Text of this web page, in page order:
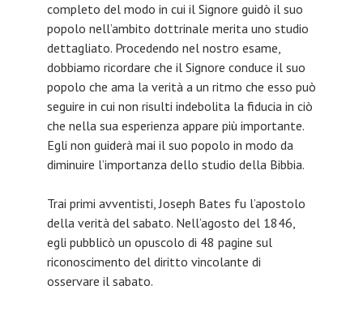
completo del modo in cui il Signore guidò il suo
popolo nell’ambito dottrinale merita uno studio
dettagliato. Procedendo nel nostro esame,
dobbiamo ricordare che il Signore conduce il suo
popolo che ama la verità a un ritmo che esso può
seguire in cui non risulti indebolita la fiducia in ciò
che nella sua esperienza appare più importante.
Egli non guiderà mai il suo popolo in modo da
diminuire l’importanza dello studio della Bibbia.
Trai primi avventisti, Joseph Bates fu l’apostolo
della verità del sabato. Nell’agosto del 1846,
egli pubblicò un opuscolo di 48 pagine sul
riconoscimento del diritto vincolante di
osservare il sabato.